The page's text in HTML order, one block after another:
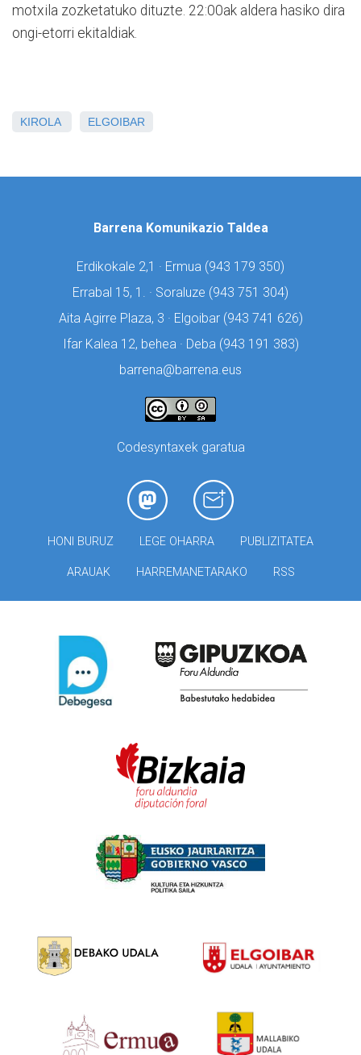
motxila zozketatuko dituzte. 22:00ak aldera hasiko dira
ongi-etorri ekitaldiak.
KIROLA ELGOIBAR
Barrena Komunikazio Taldea
Erdikokale 2,1 · Ermua (943 179 350)
Errabal 15, 1. · Soraluze (943 751 304)
Aita Agirre Plaza, 3 · Elgoibar (943 741 626)
Ifar Kalea 12, behea · Deba (943 191 383)
barrena@barrena.eus
Codesyntaxek garatua
HONI BURUZ LEGE OHARRA PUBLIZITATEA
ARAUAK HARREMANETARAKO RSS